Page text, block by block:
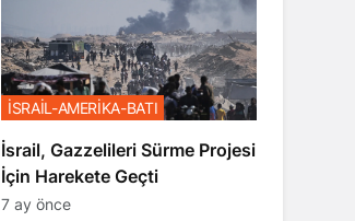
İsrail, Gazzelileri Sürme Projesi
İçin Harekete Geçti
İSRAİL-AMERİKA-BATI
7 ay önce